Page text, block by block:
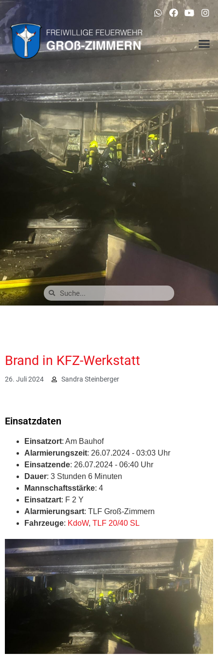
Brand in KFZ-Werkstatt
26. Juli 2024 Sandra Steinberger
Einsatzdaten
Einsatzort: Am Bauhof
Alarmierungszeit: 26.07.2024 - 03:03 Uhr
Einsatzende: 26.07.2024 - 06:40 Uhr
Dauer: 3 Stunden 6 Minuten
Mannschaftsstärke: 4
Einsatzart: F 2 Y
Alarmierungsart: TLF Groß-Zimmern
Fahrzeuge: KdoW, TLF 20/40 SL